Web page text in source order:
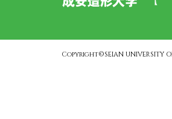
Copyright©SEIAN UNIVERSITY